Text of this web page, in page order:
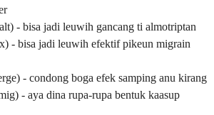
- bisa jadi leuwih gancang ti almotriptan
- bisa jadi leuwih efektif pikeun migrain
- condong boga efek samping anu kirang
- aya dina rupa-rupa bentuk kaasup